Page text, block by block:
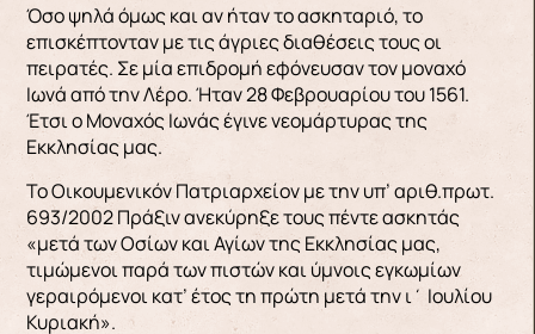
Όσο ψηλά όμως και αν ήταν το ασκηταριό, το
επισκέπτονταν με τις άγριες διαθέσεις τους οι
πειρατές. Σε μία επιδρομή εφόνευσαν τον μοναχό
Ιωνά από την Λέρο. Ήταν 28 Φεβρουαρίου του 1561.
Έτσι ο Μοναχός Ιωνάς έγινε νεομάρτυρας της
Εκκλησίας μας.
Το Οικουμενικόν Πατριαρχείον με την υπ’ αριθ.πρωτ.
693/2002 Πράξιν ανεκύρηξε τους πέντε ασκητάς
«μετά των Οσίων και Αγίων της Εκκλησίας μας,
τιμώμενοι παρά των πιστών και ύμνοις εγκωμίων
γεραιρόμενοι κατ’ έτος τη πρώτη μετά την ι΄ Ιουλίου
Κυριακή».